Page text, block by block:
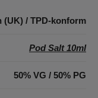
/ TPD-konform
Pod Salt 10ml
50% VG / 50% PG